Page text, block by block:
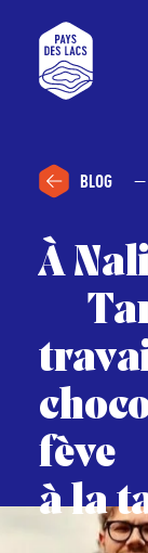
Pays
des
À
fève
à la
BLOG